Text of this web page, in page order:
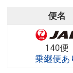
便名
140便
乗継便あ